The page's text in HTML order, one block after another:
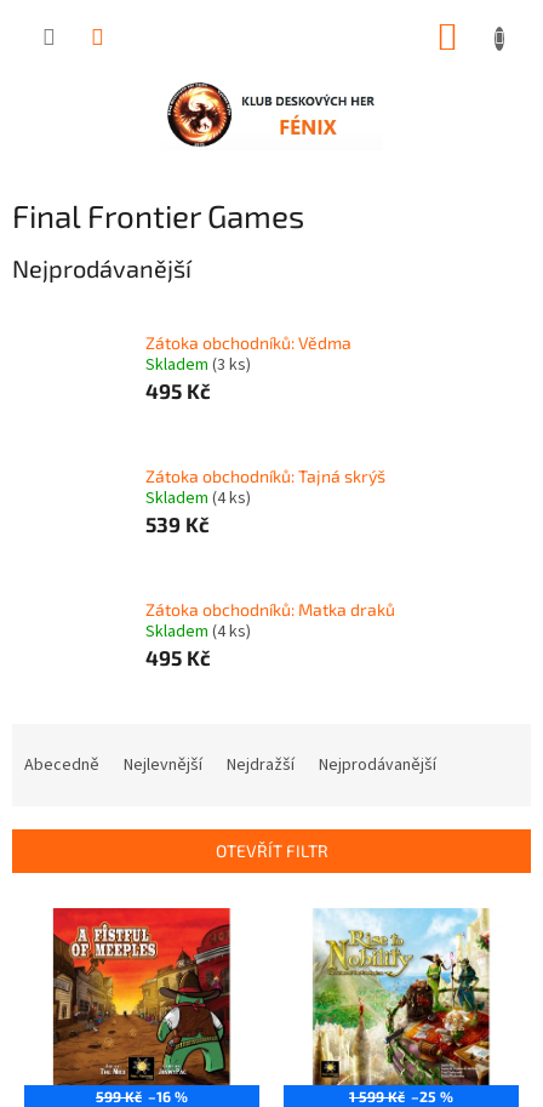
Final Frontier Games
Nejprodávanější
Zátoka obchodníků: Vědma
Skladem (3 ks)
495 Kč
Zátoka obchodníků: Tajná skrýš
Skladem (4 ks)
539 Kč
Zátoka obchodníků: Matka draků
Skladem (4 ks)
495 Kč
í
Abecedně Nejlevnější Nejdražší Nejprodávanější
OTEVŘÍT FILTR
599 Kč –16 % 1 599 Kč –25 %